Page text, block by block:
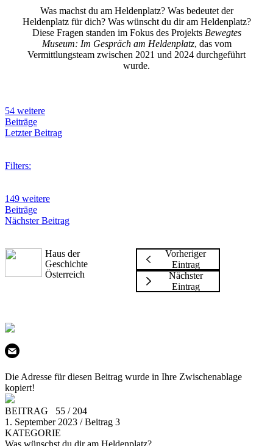
Was machst du am Heldenplatz? Was bedeutet der
Heldenplatz für dich? Was wünscht du dir am Heldenplatz?
Diese Fragen standen im Fokus des Projekts Bewegtes
Museum: Im Gespräch am Heldenplatz, das vom
Vermittlungsteam zwischen 2021 und 2024 durchgeführt
wurde.
54 weitere
Beiträge
Letzter Beitrag
Filters:
149 weitere
Beiträge
Nächster Beitrag
Haus der
Geschichte
Österreich
Vorheriger
Eintrag
Nächster
Eintrag
Die Adresse für diesen Beitrag wurde in Ihre Zwischenablage
kopiert!
BEITRAG 55 / 204
1. September 2023 / Beitrag 3
KATEGORIE
Was wünschst du dir am Heldenplatz?